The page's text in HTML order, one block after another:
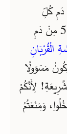
دَمِ كُلِّ
الْأَنْبِيَاءِ الَّذِي سُفِكَ مُنْذُ بِدَايَةِ الْعَالَمِ، 51 مِنْ دَمِ
الْقُرْبَانِ
مَسْؤولًا
الشَّرِيعَةِ! لِأَنَّكُمْ
وَمَنَعْتُمُ